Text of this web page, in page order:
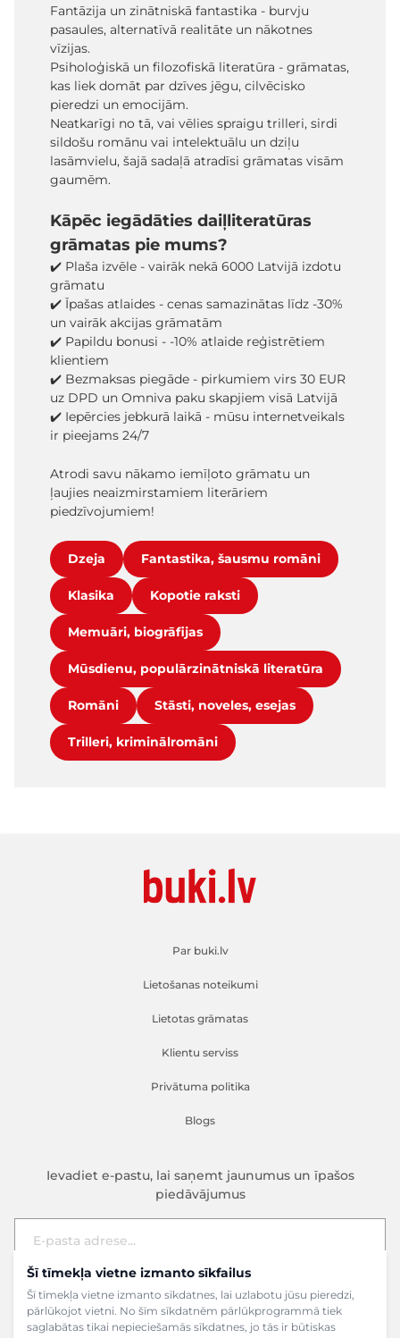
Šī tīmekļa vietne izmanto sīkfailus
Šī tīmekļa vietne izmanto sīkdatnes, lai uzlabotu jūsu pieredzi,
pārlūkojot vietni. No šīm sīkdatnēm pārlūkprogrammā tiek
saglabātas tikai nepieciešamās sīkdatnes, jo tās ir būtiskas
Fantāzija un zinātniskā fantastika - burvju
pasaules, alternatīvā realitāte un nākotnes
vīzijas.
Psiholoģiskā un filozofiskā literatūra - grāmatas,
kas liek domāt par dzīves jēgu, cilvēcisko
pieredzi un emocijām.
Neatkarīgi no tā, vai vēlies spraigu trilleri, sirdi
sildošu romānu vai intelektuālu un dziļu
lasāmvielu, šajā sadaļā atradīsi grāmatas visām
gaumēm.
Kāpēc iegādāties daiļliteratūras
grāmatas pie mums?
✔️ Plaša izvēle - vairāk nekā 6000 Latvijā izdotu
grāmatu
✔️ Īpašas atlaides - cenas samazinātas līdz -30%
un vairāk akcijas grāmatām
✔️ Papildu bonusi - -10% atlaide reģistrētiem
klientiem
✔️ Bezmaksas piegāde - pirkumiem virs 30 EUR
uz DPD un Omniva paku skapjiem visā Latvijā
✔️ Iepērcies jebkurā laikā - mūsu internetveikals
ir pieejams 24/7
Atrodi savu nākamo iemīļoto grāmatu un
ļaujies neaizmirstamiem literāriem
piedzīvojumiem!
Dzeja Fantastika, šausmu romāni
Klasika Kopotie raksti
Memuāri, biogrāfijas
Mūsdienu, populārzinātniskā literatūra
Romāni Stāsti, noveles, esejas
Trilleri, kriminālromāni
Par buki.lv
Lietošanas noteikumi
Lietotas grāmatas
Klientu serviss
Privātuma politika
Blogs
Ievadiet e-pastu, lai saņemt jaunumus un īpašos
piedāvājumus
E-pasta adrese
Pieteikties